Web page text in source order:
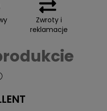
Zwroty i
reklamacje